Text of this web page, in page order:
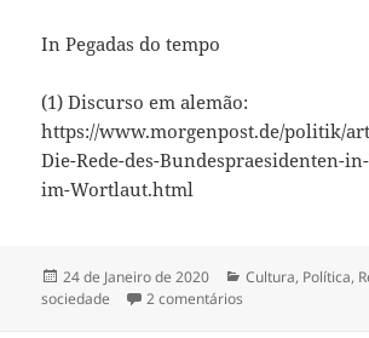
In Pegadas do tempo
(1) Discurso em alemão:
https://www.morgenpost.de/politik/
Die-Rede-des-Bundespraesidenten-
im-Wortlaut.html
Publicado
a
24 de Janeiro de 2020 Categorias
Cultura, Política,
sociedade
2 comentários